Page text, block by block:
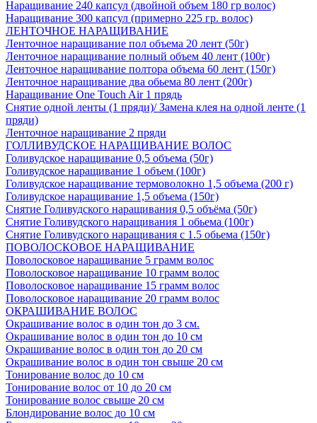
Наращивание 240 капсул (двойной объем 180 гр волос)
Наращивание 300 капсул (примерно 225 гр. волос)
ЛЕНТОЧНОЕ НАРАЩИВАНИЕ
Ленточное наращивание пол объема 20 лент (50г)
Ленточное наращивание полный объем 40 лент (100г)
Ленточное наращивание полтора объема 60 лент (150г)
Ленточное наращивание два обьема 80 лент (200г)
Наращивание One Touch Air 1 прядь
Снятие одной ленты (1 пряди)/ Замена клея на одной ленте (1
пряди)
Ленточное наращивание 2 пряди
ГОЛЛИВУДСКОЕ НАРАЩИВАНИЕ ВОЛОС
Голивудское наращивание 0,5 объема (50г)
Голивудское наращивание 1 объем (100г)
Голивудское наращивание термоволокно 1,5 объема (200 г)
Голивудское наращивание 1,5 объема (150г)
Снятие Голивудского наращивания 0,5 объёма (50г)
Снятие Голивудского наращивания 1 обьема (100г)
Снятие Голивудского наращивания с 1.5 обьема (150г)
ПОВОЛОСКОВОЕ НАРАЩИВАНИЕ
Поволосковое наращивание 5 грамм волос
Поволосковое наращивание 10 грамм волос
Поволосковое наращивание 15 грамм волос
Поволосковое наращивание 20 грамм волос
ОКРАШИВАНИЕ ВОЛОС
Окрашивание волос в один тон до 3 см.
Окрашивание волос в один тон до 10 см
Окрашивание волос в один тон до 20 см
Окрашивание волос в один тон свыше 20 см
Тонирование волос до 10 см
Тонирование волос от 10 до 20 см
Тонирование волос свыше 20 см
Блондирование волос до 10 см